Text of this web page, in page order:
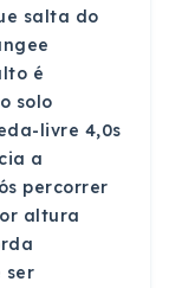
salta do
é
solo
livre 4,0s
a
percorrer
altura
ser